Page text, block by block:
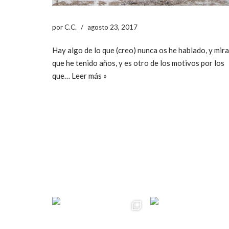
porC.C. agosto 23, 2017
Hay algo de lo que (creo) nunca os he hablado, y
que he tenido años, y es otro de los motivos por los
que… Leer más »